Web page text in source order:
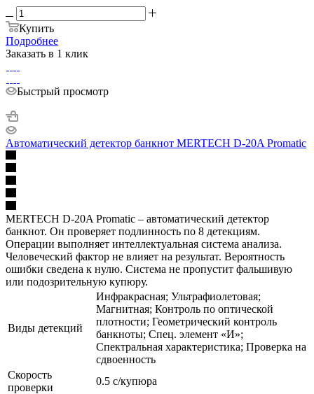
Купить
Подробнее
Заказать в 1 клик
Быстрый просмотр
Автоматический детектор банкнот MERTECH D-20A Promatic
MERTECH D-20A Promatic – автоматический детектор
банкнот. Он проверяет подлинность по 8 детекциям.
Операции выполняет интеллектуальная система анализа.
Человеческий фактор не влияет на результат. Вероятность
ошибки сведена к нулю. Система не пропустит фальшивую
или подозрительную купюру.
Виды детекций
Инфракрасная; Ультрафиолетовая;
Магнитная; Контроль по оптической
плотности; Геометрический контроль
банкноты; Спец. элемент «И»;
Спектральная характеристика; Проверка на
сдвоенность
Скорость
проверки
0.5 с/купюра